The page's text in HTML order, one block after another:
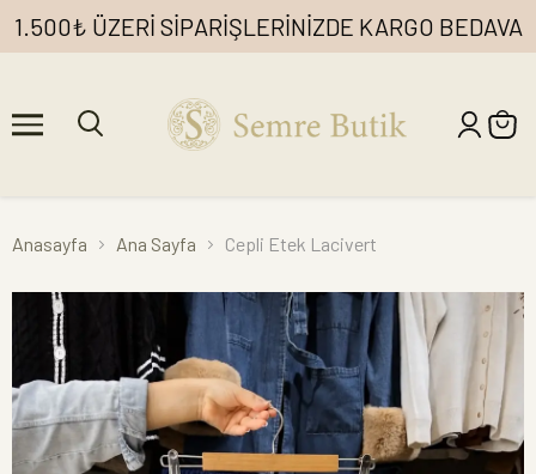
1.500₺ ÜZERİ SİPARİŞLERİNİZDE KARGO BEDAVA
Anasayfa Ana Sayfa Cepli Etek Lacivert